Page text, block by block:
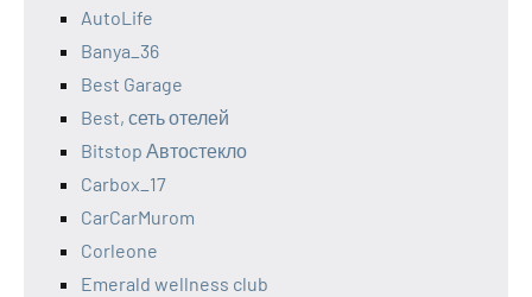
AutoLife
Banya_36
Best Garage
Best, сеть отелей
Bitstop Автостекло
Carbox_17
CarCarMurom
Corleone
Emerald wellness club